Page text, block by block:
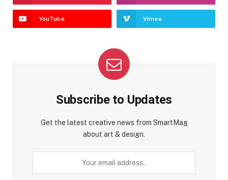
YouTube Vimeo
Subscribe to Updates
Get the latest creative news from SmartMag
about art & design.